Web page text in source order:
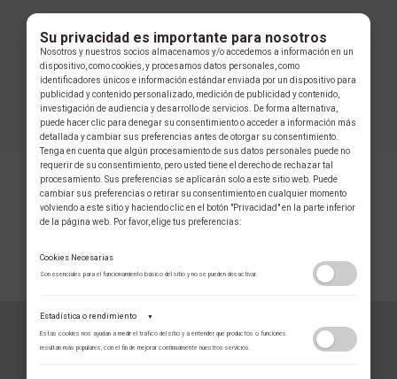
COLECCIÓN
Su privacidad es importante para nosotros
Nosotros y nuestros socios almacenamos y/o accedemos a información en un
dispositivo, como cookies, y procesamos datos personales, como
identificadores únicos e información estándar enviada por un dispositivo para
publicidad y contenido personalizado, medición de publicidad y contenido,
investigación de audiencia y desarrollo de servicios. De forma alternativa,
puede hacer clic para denegar su consentimiento o acceder a información más
detallada y cambiar sus preferencias antes de otorgar su consentimiento.
Tenga en cuenta que algún procesamiento de sus datos personales puede no
requerir de su consentimiento, pero usted tiene el derecho de rechazar tal
procesamiento. Sus preferencias se aplicarán solo a este sitio web. Puede
cambiar sus preferencias o retirar su consentimiento en cualquier momento
volviendo a este sitio y haciendo clic en el botón "Privacidad" en la parte inferior
de la página web. Por favor, elige tus preferencias:
Cookies Necesarias
Son esenciales para el funcionamiento básico del sitio y no se pueden desactivar.
Estadística o rendimiento ▼
Estas cookies nos ayudan a medir el tráfico del sitio y a entender qué productos o funciones
resultan más populares, con el fin de mejorar continuamente nuestros servicios.